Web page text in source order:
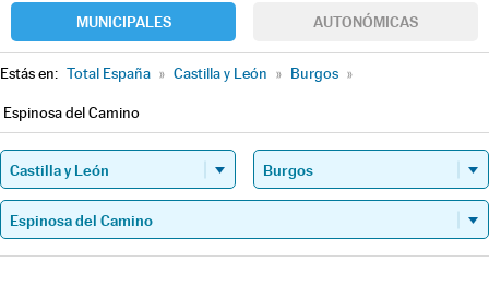
MUNICIPALES AUTONÓMICAS
Estás en: Total España » Castilla y León » Burgos »
Espinosa del Camino